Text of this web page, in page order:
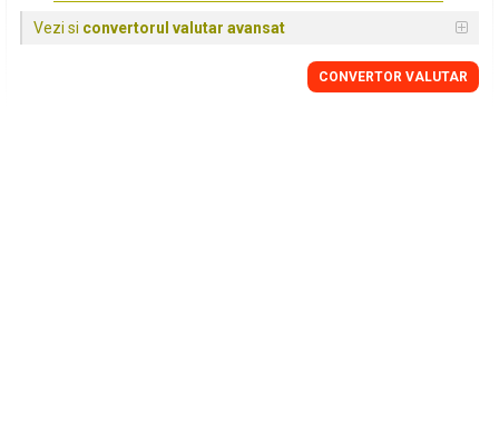
Vezi si convertorul valutar avansat
CONVERTOR VALUTAR